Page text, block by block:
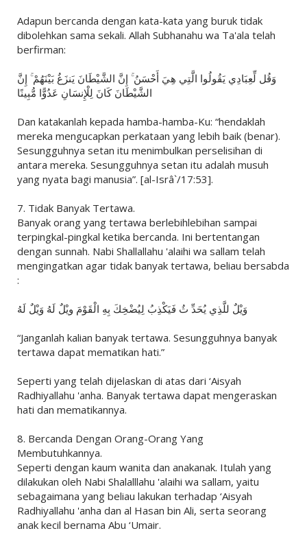
Adapun bercanda dengan kata-kata yang buruk tidak
dibolehkan sama sekali. Allah Subhanahu wa Ta'ala telah
berfirman:
وَقُل لِّعِبَادِي يَقُولُوا الَّتِي هِيَ أَحْسَنُ ۚ إِنَّ الشَّيْطَانَ يَنزَغُ بَيْنَهُمْ ۚ إِنَّ
الشَّيْطَانَ كَانَ لِلْإِنسَانِ عَدُوًّا مُّبِينًا
Dan katakanlah kepada hamba-hamba-Ku: “hendaklah
mereka mengucapkan perkataan yang lebih baik (benar).
Sesungguhnya setan itu menimbulkan perselisihan di
antara mereka. Sesungguhnya setan itu adalah musuh
yang nyata bagi manusia”. [al-Isrâ`/17:53].
7. Tidak Banyak Tertawa.
Banyak orang yang tertawa berlebihlebihan sampai
terpingkal-pingkal ketika bercanda. Ini bertentangan
dengan sunnah. Nabi Shallallahu 'alaihi wa sallam telah
mengingatkan agar tidak banyak tertawa, beliau bersabda
:
وَيْلٌ للَّذِي يُحَدِّ ثُ فَيَكْذِبُ لِيُضْخِكَ بِهِ الْقَوْمَ ويْلٌ لَهُ وَيْلٌ لَهُ
“Janganlah kalian banyak tertawa. Sesungguhnya banyak
tertawa dapat mematikan hati.”
Seperti yang telah dijelaskan di atas dari ‘Aisyah
Radhiyallahu 'anha. Banyak tertawa dapat mengeraskan
hati dan mematikannya.
8. Bercanda Dengan Orang-Orang Yang
Membutuhkannya.
Seperti dengan kaum wanita dan anakanak. Itulah yang
dilakukan oleh Nabi Shalalllahu 'alaihi wa sallam, yaitu
sebagaimana yang beliau lakukan terhadap ‘Aisyah
Radhiyallahu 'anha dan al Hasan bin Ali, serta seorang
anak kecil bernama Abu ‘Umair.